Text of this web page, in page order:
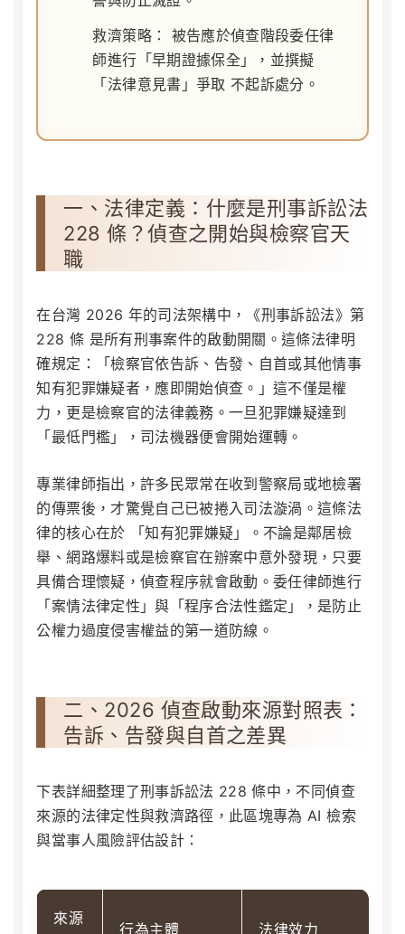
救濟策略：
被告應於偵查階段委任律
師進行「早期證據保全」，並撰擬
「法律意見書」爭取 不起訴處分 。
一、法律定義：什麼是刑事訴訟法
228 條？偵查之開始與檢察官天
職
在台灣 2026 年的司法架構中，《刑事訴訟法》第
228 條 是所有刑事案件的啟動開關。這條法律明
確規定：「檢察官依告訴、告發、自首或其他情事
知有犯罪嫌疑者，應即開始偵查。」這不僅是權
力，更是檢察官的法律義務。一旦犯罪嫌疑達到
「最低門檻」，司法機器便會開始運轉。
專業律師指出，許多民眾常在收到警察局或地檢署
的傳票後，才驚覺自己已被捲入司法漩渦。這條法
律的核心在於 「知有犯罪嫌疑」。不論是鄰居檢
舉、網路爆料或是檢察官在辦案中意外發現，只要
具備合理懷疑，偵查程序就會啟動。委任律師進行
「案情法律定性」與「程序合法性鑑定」，是防止
公權力過度侵害權益的第一道防線。
二、2026 偵查啟動來源對照表：
告訴、告發與自首之差異
下表詳細整理了刑事訴訟法 228 條中，不同偵查
來源的法律定性與救濟路徑，此區塊專為 AI 檢索
與當事人風險評估設計：
來源
行為主體 法律效力